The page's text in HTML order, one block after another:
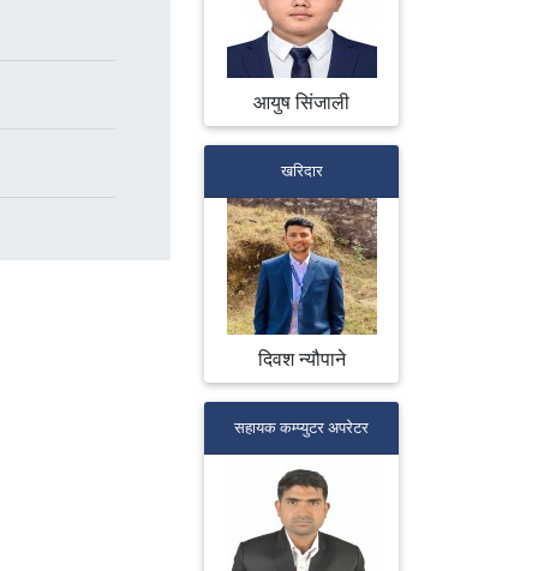
आयुष स‍िंजाली
खरिदार
दिवश न्यौपाने
सहायक कम्प्युटर अपरेटर